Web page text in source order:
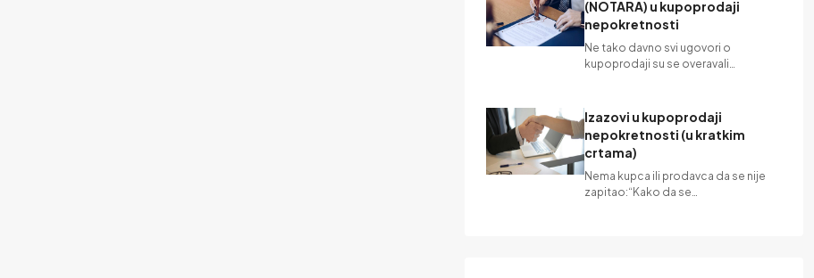
(NOTARA) u kupoprodaji
nepokretnosti
Ne tako davno svi ugovori o
kupoprodaji su se overavali…
Izazovi u kupoprodaji
nepokretnosti (u kratkim
crtama)
Nema kupca ili prodavca da se nije
zapitao:“Kako da se…